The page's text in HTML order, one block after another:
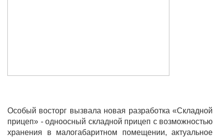
Особый восторг вызвала новая разработка «Складной
прицеп» - одноосный складной прицеп с возможностью
хранения в малогабаритном помещении, актуальное